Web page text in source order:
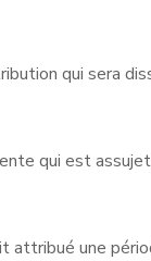
qui sera
qui est
attribué une